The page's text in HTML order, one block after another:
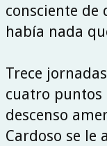
consciente de
había nada
Trece
cuatro puntos
descenso
Cardoso se le